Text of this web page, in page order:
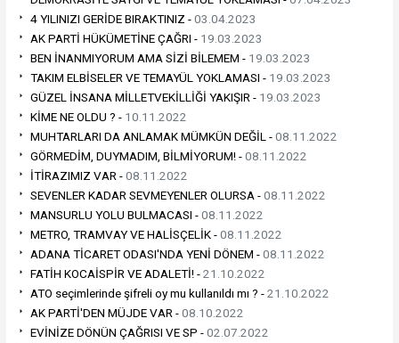
4 YILINIZI GERİDE BIRAKTINIZ -03.04.2023
AK PARTİ HÜKÜMETİNE ÇAĞRI - 19.03.2023
BEN İNANMIYORUM AMA SİZİ BİLEMEM - 19.03.2023
TAKIM ELBİSELER VE TEMAYÜL YOKLAMASI - 19.03.2023
GÜZEL İNSANA MİLLETVEKİLLİĞİ YAKIŞIR - 19.03.2023
KİME NE OLDU ? - 10.11.2022
MUHTARLARI DA ANLAMAK MÜMKÜN DEĞİL -08.11.2022
GÖRMEDİM, DUYMADIM, BİLMİYORUM! -08.11.2022
İTİRAZIMIZ VAR -08.11.2022
SEVENLER KADAR SEVMEYENLER OLURSA -08.11.2022
MANSURLU YOLU BULMACASI -08.11.2022
METRO, TRAMVAY VE HALİSÇELİK -08.11.2022
ADANA TİCARET ODASI'NDA YENİ DÖNEM -08.11.2022
FATİH KOCAİSPİR VE ADALETİ! -21.10.2022
ATO seçimlerinde şifreli oy mu kullanıldı mı ? -21.10.2022
AK PARTİ'DEN MÜJDE VAR -08.10.2022
EVİNİZE DÖNÜN ÇAĞRISI VE SP -02.07.2022